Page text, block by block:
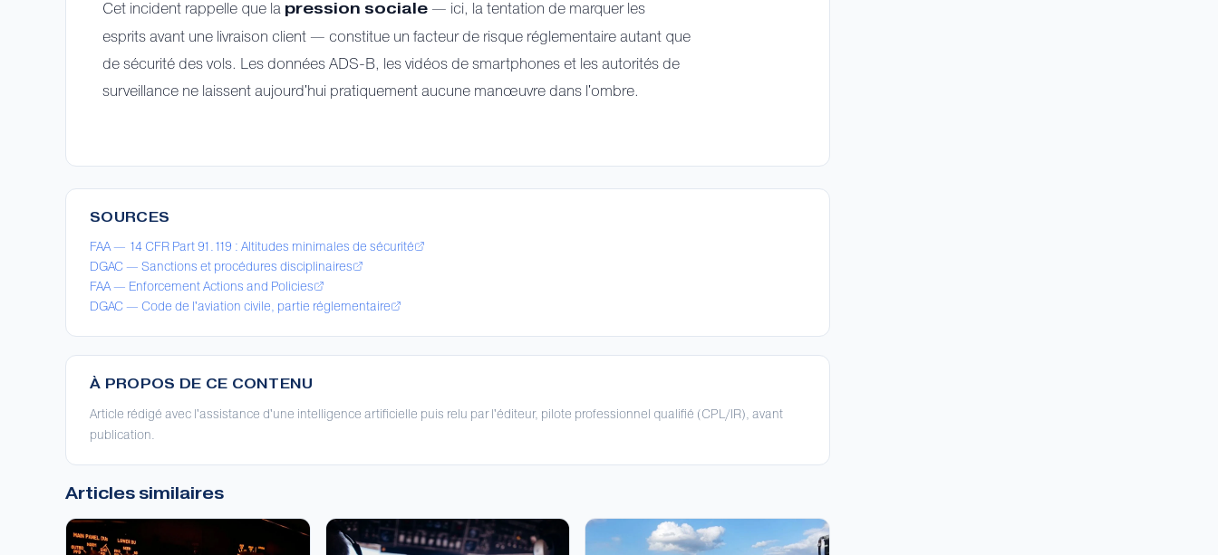
Cet incident rappelle que la pression sociale — ici, la tentation de marquer les
esprits avant une livraison client — constitue un facteur de risque réglementaire autant que
de sécurité des vols. Les données ADS-B, les vidéos de smartphones et les autorités de
surveillance ne laissent aujourd'hui pratiquement aucune manœuvre dans l'ombre.
SOURCES
FAA — 14 CFR Part 91.119 : Altitudes minimales de sécurité
DGAC — Sanctions et procédures disciplinaires
FAA — Enforcement Actions and Policies
DGAC — Code de l'aviation civile, partie réglementaire
À PROPOS DE CE CONTENU
Article rédigé avec l'assistance d'une intelligence artificielle puis relu par l'éditeur, pilote professionnel qualifié (CPL/IR), avant
publication.
Articles similaires